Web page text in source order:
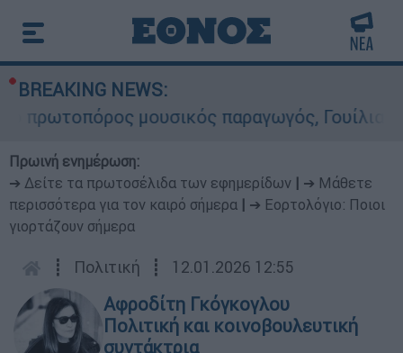
BREAKING NEWS:
μουσικός παραγωγός, Γουίλιαμ
Πρωινή ενημέρωση:
➔ Δείτε τα πρωτοσέλιδα των εφημερίδων
➔ Μάθετε
περισσότερα για τον καιρό σήμερα
➔ Εορτολόγιο: Ποιοι
γιορτάζουν σήμερα
┋ Πολιτική ┋ 12.01.2026 12:55
Αφροδίτη Γκόγκογλου
Πολιτική και κοινοβουλευτική
συντάκτρια